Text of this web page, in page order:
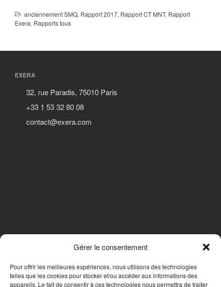
Gérer le consentement
Pour offrir les meilleures expériences, nous utilisons des technologies
telles que les cookies pour stocker et/ou accéder aux informations des
appareils. Le fait de consentir à ces technologies nous permettra de traiter
anciennement SMQ, Rapport 2017, Rapport CT MNT, Rapport
Exera, Rapports tous
EXERA
32, rue Paradis, 75010 Paris
+33 1 53 32 80 08
contact@exera.com